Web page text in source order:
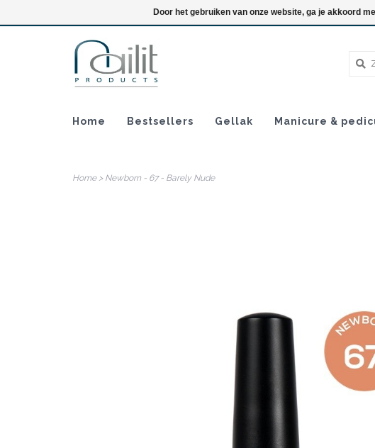
Home Bestsellers Gellak Manicure &
Home> Newborn - 67 - Barely Nude
Door het gebruiken van onze website, ga je akkoord